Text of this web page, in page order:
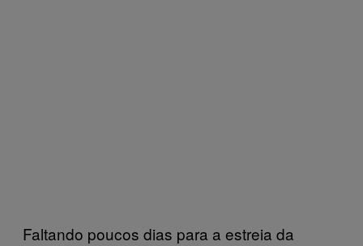
Faltando poucos dias para a estreia da